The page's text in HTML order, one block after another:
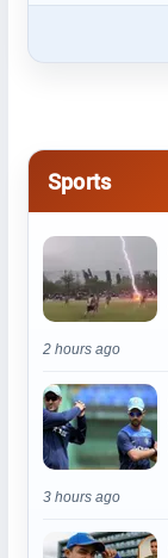
Sports
2 hours ago
3 hours ago